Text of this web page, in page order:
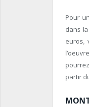
Pour
dans
euros,
partir